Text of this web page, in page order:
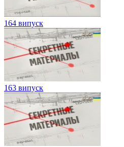
164 випуск
163 випуск